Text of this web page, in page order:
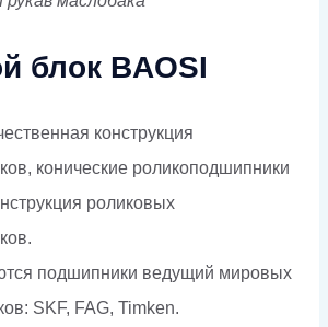
блок BAOSI
конструкция
конические роликоподшипники
роликовых
подшипники ведущий мировых
SKF, FAG, Timken.